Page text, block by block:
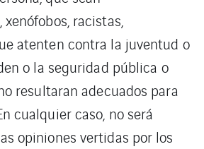
racistas,
atenten contra la juventud o
o la seguridad pública o
resultaran adecuados para
cualquier caso, no será
opiniones vertidas por los